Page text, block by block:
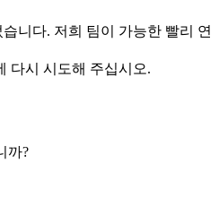
니다. 저희 팀이 가능한 빨리 연
다시 시도해 주십시오.
까?